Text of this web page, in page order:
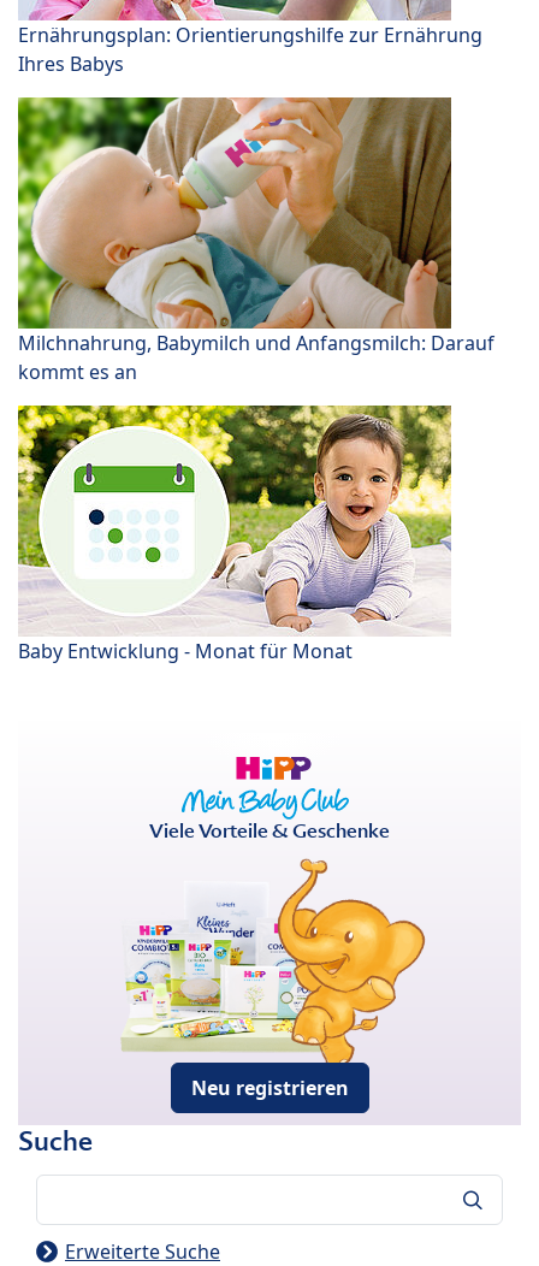
Ernährungsplan: Orientierungshilfe zur Ernährung
Ihres Babys
Milchnahrung, Babymilch und Anfangsmilch: Darauf
kommt es an
Baby Entwicklung - Monat für Monat
Viele Vorteile & Geschenke
Neu registrieren
Suche
Erweiterte Suche